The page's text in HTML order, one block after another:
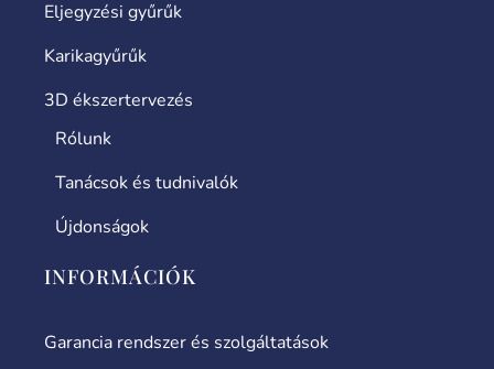
Eljegyzési gyűrűk
Karikagyűrűk
3D ékszertervezés
Rólunk
Tanácsok és tudnivalók
Újdonságok
INFORMÁCIÓK
Garancia rendszer és szolgáltatások